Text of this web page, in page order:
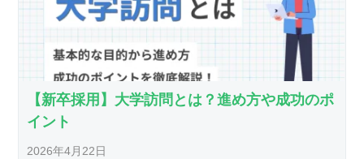
【新卒採用】大学訪問とは？進め方や成功のポ
イント
2026年4月22日